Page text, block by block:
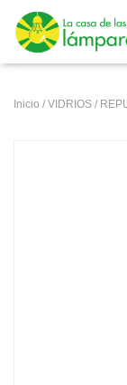
Inicio / VIDRIOS /